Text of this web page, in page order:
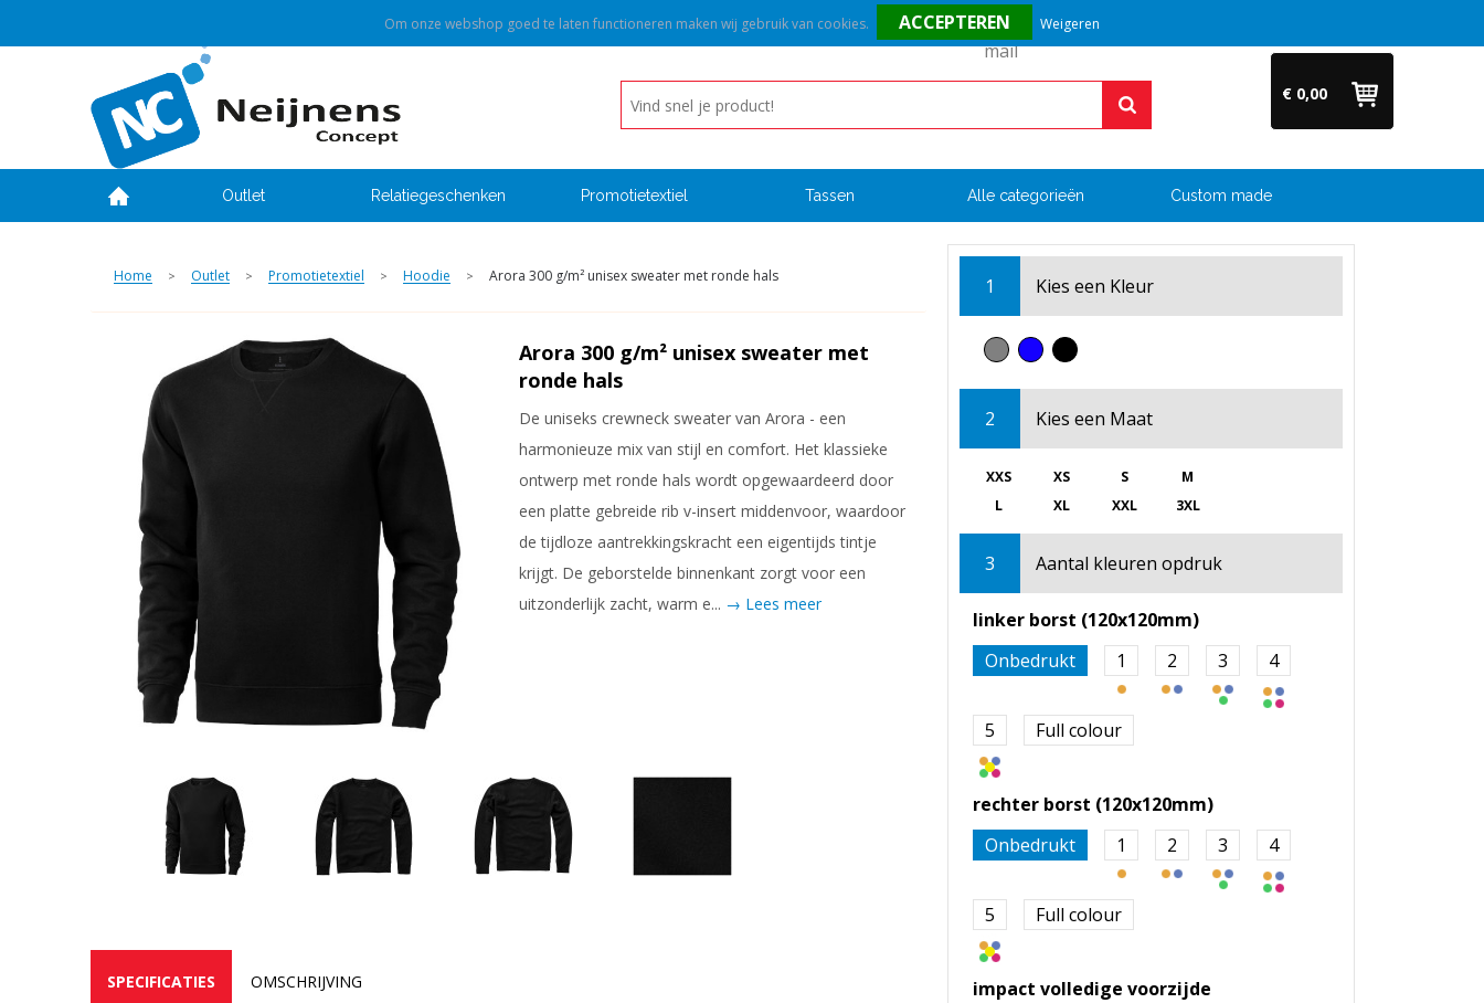
Vragen? Bel ons direct op +31 (0)6 54 33 52 04
€ 0,00
Outlet Relatiegeschenken Promotietextiel Tassen Alle categorieën Custom made
Home > Outlet > Promotietextiel > Hoodie > Arora 300 g/m² unisex sweater met ronde hals 1 Kies een Kleur
2 Kies een Maat
XXS XS S
M
L
XL XXL 3XL
3 Aantal kleuren opdruk
linker borst (120x120mm)
Onbedrukt
1 2 3 4
5 Full colour
rechter borst (120x120mm)
Onbedrukt
1 2 3 4
5 Full colour
impact volledige voorzijde
Arora 300 g/m² unisex sweater met
ronde hals
De uniseks crewneck sweater van Arora - een
harmonieuze mix van stijl en comfort. Het klassieke
ontwerp met ronde hals wordt opgewaardeerd door
een platte gebreide rib v-insert middenvoor, waardoor
de tijdloze aantrekkingskracht een eigentijds tintje
krijgt. De geborstelde binnenkant zorgt voor een
uitzonderlijk zacht, warm e... → Lees meer
SPECIFICATIES OMSCHRIJVING
Om onze webshop goed te laten functioneren maken wij gebruik van cookies. Weigeren